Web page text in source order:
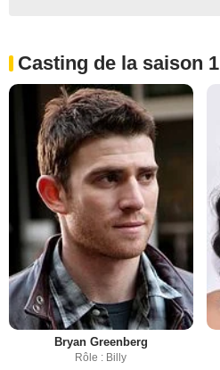
Casting de la saison 1
Bryan Greenberg
Rôle : Billy